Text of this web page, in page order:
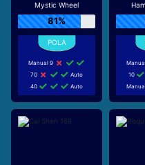
Mystic Wheel
81%
Manual 9
70
Auto
40
Auto
10